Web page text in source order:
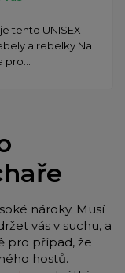
tento UNISEX
a rebelky Na
nároky. Musí
vás v suchu, a
pro případ, že
hostů.